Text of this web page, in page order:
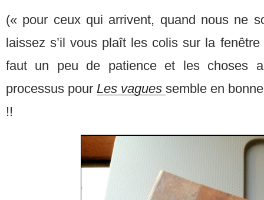
(« pour ceux qui arrivent, quand nous ne
laissez s’il vous plaît les colis sur la
faut un peu de patience et les choses
processus pour Les vagues semble en
!!